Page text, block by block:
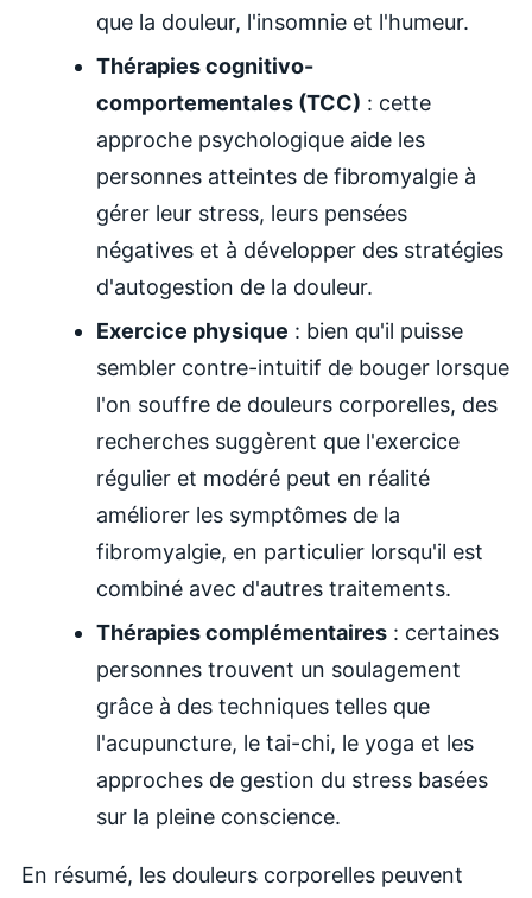
que la douleur, l'insomnie et l'humeur.
Thérapies cognitivo-
comportementales (TCC) : cette
approche psychologique aide les
personnes atteintes de fibromyalgie à
gérer leur stress, leurs pensées
négatives et à développer des stratégies
d'autogestion de la douleur.
Exercice physique : bien qu'il puisse
sembler contre-intuitif de bouger lorsque
l'on souffre de douleurs corporelles, des
recherches suggèrent que l'exercice
régulier et modéré peut en réalité
améliorer les symptômes de la
fibromyalgie, en particulier lorsqu'il est
combiné avec d'autres traitements.
Thérapies complémentaires : certaines
personnes trouvent un soulagement
grâce à des techniques telles que
l'acupuncture, le tai-chi, le yoga et les
approches de gestion du stress basées
sur la pleine conscience.
En résumé, les douleurs corporelles peuvent